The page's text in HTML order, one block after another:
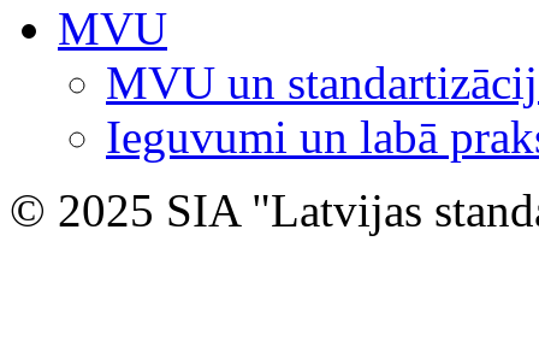
MVU
MVU un
Ieguvumi un labā
© 2025 SIA "Latvijas